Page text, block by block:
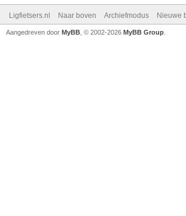
Ligfietsers.nl Naar boven Archiefmodus Nieuwe
Aangedreven door MyBB , © 2002-2026 MyBB Group